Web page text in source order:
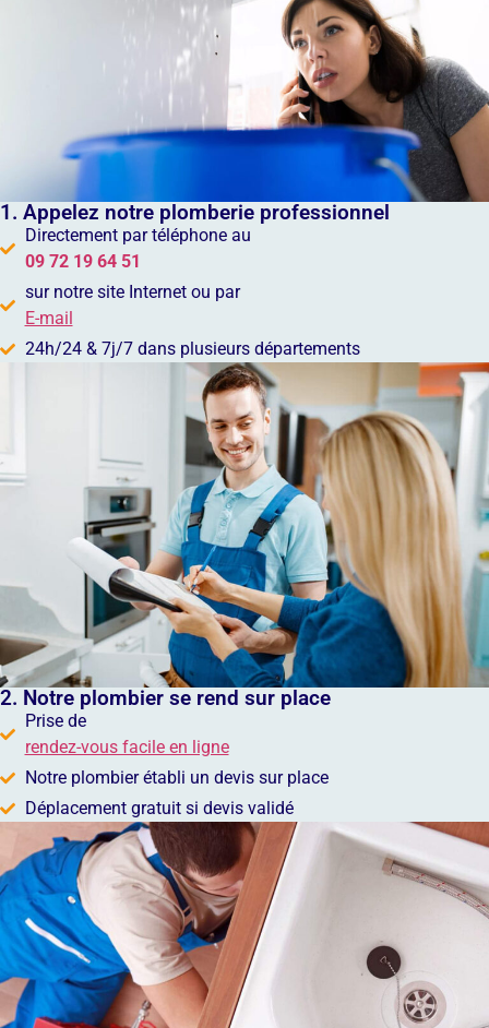
1. Appelez notre plomberie professionnel
Directement par téléphone au
09 72 19 64 51
sur notre site Internet ou par
E-mail
24h/24 & 7j/7 dans plusieurs départements
2. Notre plombier se rend sur place
Prise de
rendez-vous facile en ligne
Notre plombier établi un devis sur place
Déplacement gratuit si devis validé